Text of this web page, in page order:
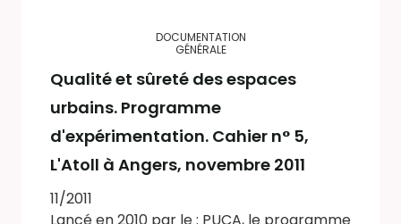
DOCUMENTATION
GÉNÉRALE
Qualité et sûreté des espaces
urbains. Programme
d'expérimentation. Cahier n° 5,
L'Atoll à Angers, novembre 2011
11/2011
Lancé en 2010 par le : PUCA, le programme